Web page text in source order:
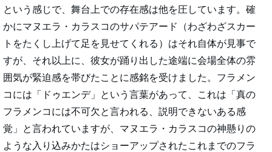
という感じで、舞台上での存在感は他を圧しています。確
かにマヌエラ・カラスコのサパテアード（わざわざスカー
トをたくし上げて足を見せてくれる）はそれ自体が見事で
すが、それ以上に、彼女が踊り出した途端に会場全体の雰
囲気が緊迫感を帯びたことに感銘を受けました。フラメン
コには「ドゥエンデ」という言葉があって、これは「真の
フラメンコには不可欠と言われる、説明できないある感
覚」と言われていますが、マヌエラ・カラスコの神懸りの
ような入り込みかたはショーアップされたこれまでのフラ